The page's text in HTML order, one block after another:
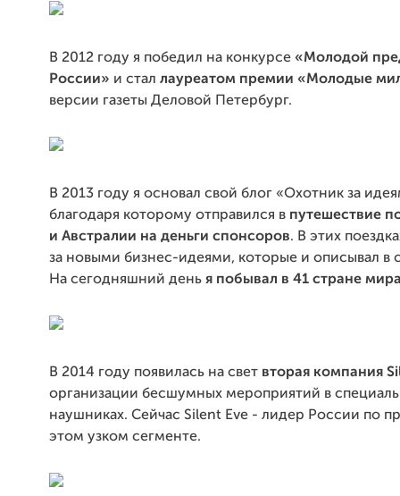
В 2012 году я победил на конкурсе «Молодой
России» и стал лауреатом премии «Молодые
версии газеты Деловой Петербург.
В 2013 году я основал свой блог «Охотник за
благодаря которому отправился в путешествие
и Австралии на деньги спонсоров. В этих
за новыми бизнес-идеями, которые и описывал в
На сегодняшний день я побывал в 41 стране
В 2014 году появилась на свет вторая компания
организации бесшумных мероприятий в
наушниках. Сейчас Silent Eve - лидер России по
этом узком сегменте.